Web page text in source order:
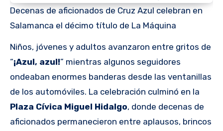
Decenas de aficionados de Cruz Azul celebran en
Salamanca el décimo título de La Máquina
Niños, jóvenes y adultos avanzaron entre gritos de
“¡Azul, azul!” mientras algunos seguidores
ondeaban enormes banderas desde las ventanillas
de los automóviles. La celebración culminó en la
Plaza Cívica Miguel Hidalgo, donde decenas de
aficionados permanecieron entre aplausos, brincos